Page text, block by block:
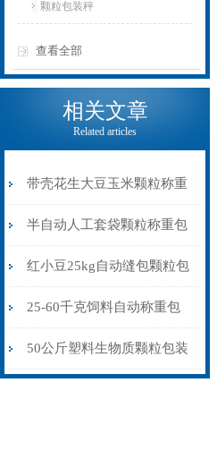
颗粒包装秤
查看全部
相关文章
Related articles
带壳花生大豆玉米颗粒称重
包装秤纯电动价格
半自动人工套袋颗粒称重包
装秤20-60公斤
红小豆25kg自动缝包颗粒包
装秤厂家
25-60千克饲料自动称重包
装秤皮带输送式
50公斤塑料生物质颗粒包装